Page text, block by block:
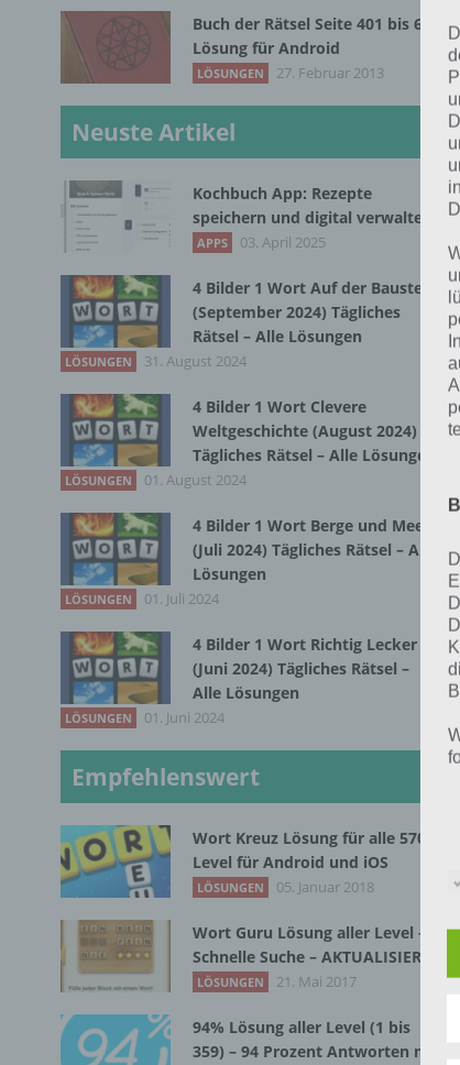
Buch der Rätsel Seite 401 bis 600
Lösung für Android
LÖSUNGEN 27. Februar 2013
Neuste Artikel
Kochbuch App: Rezepte
speichern und digital verwalten
APPS 03. April 2025
4 Bilder 1 Wort Auf der Baustelle
(September 2024) Tägliches
Rätsel – Alle Lösungen
LÖSUNGEN 31. August 2024
4 Bilder 1 Wort Clevere
Weltgeschichte (August 2024)
Tägliches Rätsel – Alle Lösungen
LÖSUNGEN 01. August 2024
4 Bilder 1 Wort Berge und Meer
(Juli 2024) Tägliches Rätsel – Alle
Lösungen
LÖSUNGEN 01. Juli 2024
4 Bilder 1 Wort Richtig Lecker
(Juni 2024) Tägliches Rätsel –
Alle Lösungen
LÖSUNGEN 01. Juni 2024
Empfehlenswert
Wort Kreuz Lösung für alle 570
Level für Android und iOS
LÖSUNGEN 05. Januar 2018
Wort Guru Lösung aller Level –
Schnelle Suche – AKTUALISIERT
LÖSUNGEN 21. Mai 2017
94% Lösung aller Level (1 bis
359) – 94 Prozent Antworten mit